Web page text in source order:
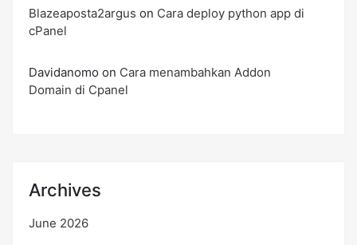
Blazeaposta2argus on Cara deploy python app di
cPanel
Davidanomo on Cara menambahkan Addon
Domain di Cpanel
Archives
June 2026